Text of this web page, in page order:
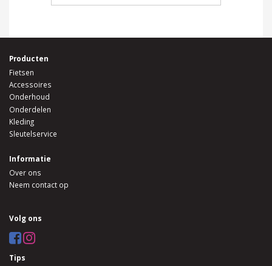
Producten
Fietsen
Accessoires
Onderhoud
Onderdelen
Kleding
Sleutelservice
Informatie
Over ons
Neem contact op
Volg ons
Tips